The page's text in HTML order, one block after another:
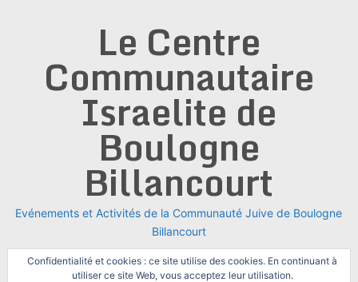
Le Centre
Communautaire
Israelite de
Boulogne
Billancourt
Evénements et Activités de la Communauté Juive de Boulogne
Billancourt
Confidentialité et cookies : ce site utilise des cookies. En continuant à
utiliser ce site Web, vous acceptez leur utilisation.